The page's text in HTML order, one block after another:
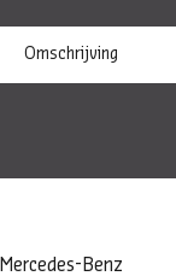
Omschrijving
Mercedes-Benz